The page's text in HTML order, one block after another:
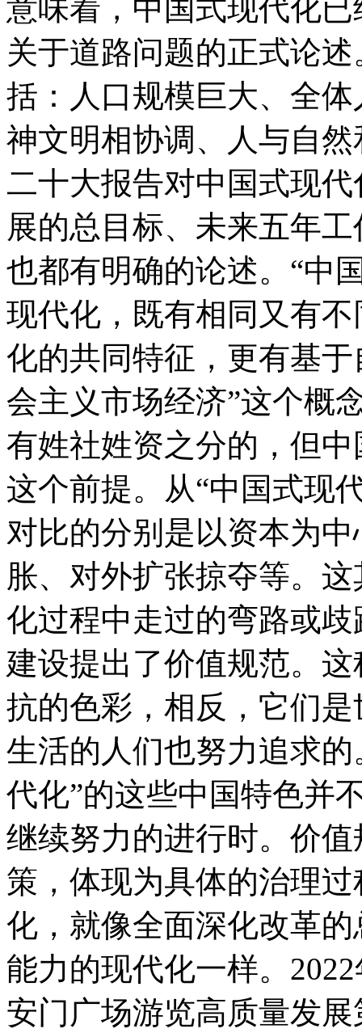
意味着，中国式现代化
关于道路问题的正式论
括：人口规模巨大、全
神文明相协调、人与自
二十大报告对中国式现
展的总目标、未来五年
也都有明确的论述。“中
现代化，既有相同又有
化的共同特征，更有基
会主义市场经济”这个概
有姓社姓资之分的，但
这个前提。从“中国式现
对比的分别是以资本为
胀、对外扩张掠夺等。
化过程中走过的弯路或
建设提出了价值规范。
抗的色彩，相反，它们
生活的人们也努力追求
代化”的这些中国特色并
继续努力的进行时。价
策，体现为具体的治理
化，就像全面深化改革
能力的现代化一样。
安门广场游览高质量发